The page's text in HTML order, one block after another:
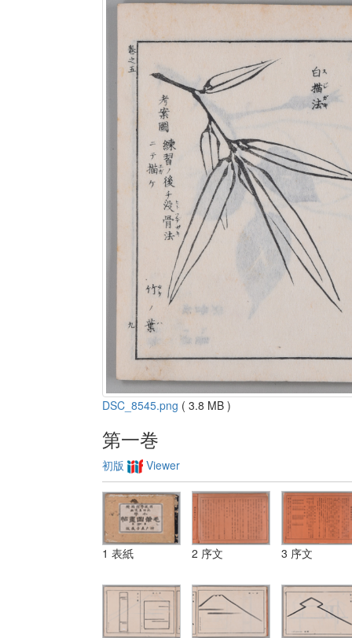
DSC_8545.png ( 3.8 MB )
第一巻
初版 Viewer
1 表紙 2 序文 3 序文